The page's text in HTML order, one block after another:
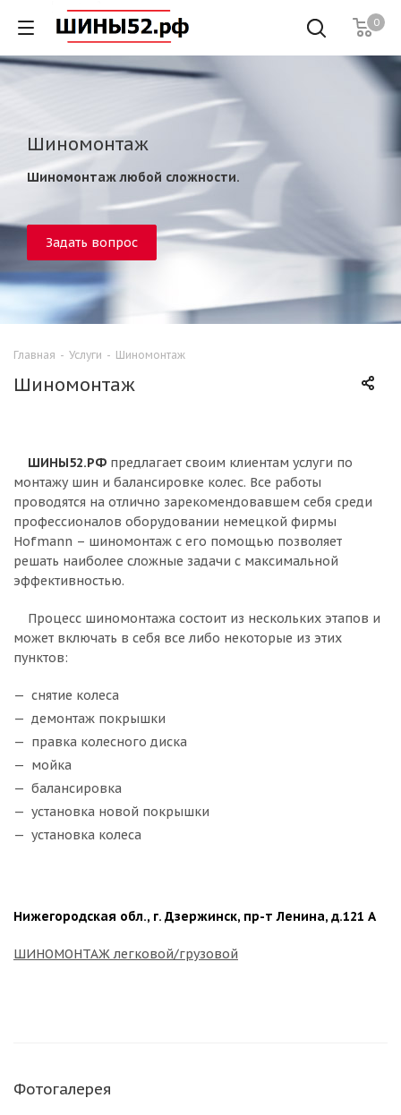
0
Шиномонтаж
Шиномонтаж любой сложности.
Задать вопрос
Главная - Услуги - Шиномонтаж
Шиномонтаж
ШИНЫ52.РФ предлагает своим клиентам услуги по
монтажу шин и балансировке колес. Все работы
проводятся на отлично зарекомендовавшем себя среди
профессионалов оборудовании немецкой фирмы
Hofmann – шиномонтаж с его помощью позволяет
решать наиболее сложные задачи с максимальной
эффективностью.
Процесс шиномонтажа состоит из нескольких этапов и
может включать в себя все либо некоторые из этих
пунктов:
снятие колеса
демонтаж покрышки
правка колесного диска
мойка
балансировка
установка новой покрышки
установка колеса
Нижегородская обл., г. Дзержинск, пр-т Ленина, д.121 А
ШИНОМОНТАЖ легковой/грузовой
Фотогалерея